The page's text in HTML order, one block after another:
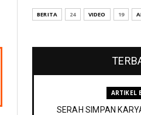
BERITA 24 VIDEO 19
ARTIKEL
SERAH SIMPAN